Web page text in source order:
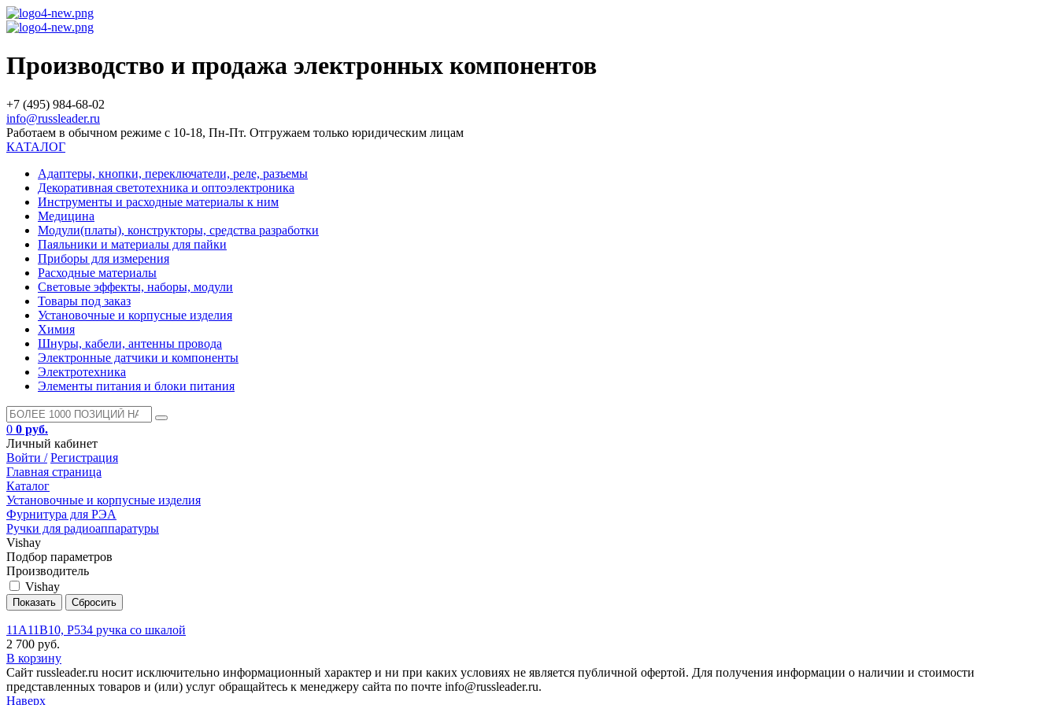
Производство и продажа электронных компонентов
+7 (495) 984-68-02
info@russleader.ru
Работаем в обычном режиме с 10-18, Пн-Пт. Отгружаем только юридическим лицам
КАТАЛОГ
Адаптеры, кнопки, переключатели, реле, разъемы
Декоративная светотехника и оптоэлектроника
Инструменты и расходные материалы к ним
Медицина
Модули(платы), конструкторы, средства разработки
Паяльники и материалы для пайки
Приборы для измерения
Расходные материалы
Световые эффекты, наборы, модули
Товары под заказ
Установочные и корпусные изделия
Химия
Шнуры, кабели, антенны провода
Электронные датчики и компоненты
Электротехника
Элементы питания и блоки питания
0 0 руб.
Личный кабинет
Войти / Регистрация
Главная страница
Каталог
Установочные и корпусные изделия
Фурнитура для РЭА
Ручки для радиоаппаратуры
Vishay
Подбор параметров
Производитель
Vishay
11A11B10, P534 ручка со шкалой
2 700 руб.
В корзину
Сайт russleader.ru носит исключительно информационный характер и ни при каких условиях не является публичной офертой. Для получения информации о наличии и стоимости
представленных товаров и (или) услуг обращайтесь к менеджеру сайта по почте info@russleader.ru.
Наверх